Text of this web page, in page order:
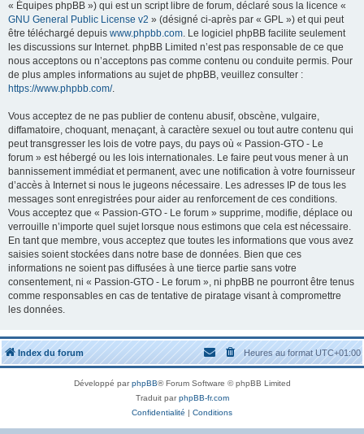
« Équipes phpBB ») qui est un script libre de forum, déclaré sous la licence «
GNU General Public License v2 » (désigné ci-après par « GPL ») et qui peut
être téléchargé depuis www.phpbb.com. Le logiciel phpBB facilite seulement
les discussions sur Internet. phpBB Limited n’est pas responsable de ce que
nous acceptons ou n’acceptons pas comme contenu ou conduite permis. Pour
de plus amples informations au sujet de phpBB, veuillez consulter :
https://www.phpbb.com/.
Vous acceptez de ne pas publier de contenu abusif, obscène, vulgaire,
diffamatoire, choquant, menaçant, à caractère sexuel ou tout autre contenu qui
peut transgresser les lois de votre pays, du pays où « Passion-GTO - Le
forum » est hébergé ou les lois internationales. Le faire peut vous mener à un
bannissement immédiat et permanent, avec une notification à votre fournisseur
d’accès à Internet si nous le jugeons nécessaire. Les adresses IP de tous les
messages sont enregistrées pour aider au renforcement de ces conditions.
Vous acceptez que « Passion-GTO - Le forum » supprime, modifie, déplace ou
verrouille n’importe quel sujet lorsque nous estimons que cela est nécessaire.
En tant que membre, vous acceptez que toutes les informations que vous avez
saisies soient stockées dans notre base de données. Bien que ces
informations ne soient pas diffusées à une tierce partie sans votre
consentement, ni « Passion-GTO - Le forum », ni phpBB ne pourront être tenus
comme responsables en cas de tentative de piratage visant à compromettre
les données.
Index du forum Heures au formatUTC+01:00
Développé parphpBB® Forum Software © phpBB Limited
Traduit parphpBB-fr.com
Confidentialité | Conditions